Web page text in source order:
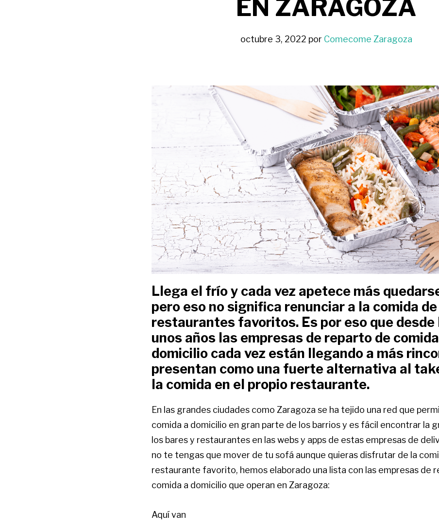
EN ZARAGOZA
octubre 3, 2022 por Comecome Zaragoza
Llega el frío y cada vez apetece más
pero eso no significa renunciar a la comida
restaurantes favoritos. Es por eso que desde
unos años las empresas de reparto de
domicilio cada vez están llegando a más
presentan como una fuerte alternativa al
la comida en el propio restaurante.
En las grandes ciudades como Zaragoza se ha tejido una red que
comida a domicilio en gran parte de los barrios y es fácil encontrar la
los bares y restaurantes en las webs y apps de estas empresas de
no te tengas que mover de tu sofá aunque quieras disfrutar de la
restaurante favorito, hemos elaborado una lista con las empresas de
comida a domicilio que operan en Zaragoza:
Aquí van